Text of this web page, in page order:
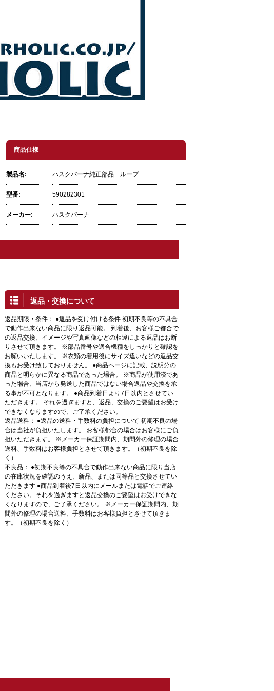
商品仕様
製品名: ハスクバーナ純正部品 ループ
型番: 590282301
メーカー: ハスクバーナ
返品・交換について
返品期限・条件： ●返品を受け付ける条件 初期不良等の不具合
で動作出来ない商品に限り返品可能。 到着後、お客様ご都合で
の返品交換、イメージや写真画像などの相違による返品はお断
りさせて頂きます。 ※部品番号や適合機種をしっかりと確認を
お願いいたします。 ※衣類の着用後にサイズ違いなどの返品交
換もお受け致しておりません。 ●商品ページに記載、説明分の
商品と明らかに異なる商品であった場合。 ※商品が使用済であ
った場合、当店から発送した商品ではない場合返品や交換を承
る事が不可となります。 ●商品到着日より7日以内とさせてい
ただきます。 それを過ぎますと、返品、交換のご要望はお受け
できなくなりますので、ご了承ください。
返品送料： ●返品の送料・手数料の負担について 初期不良の場
合は当社が負担いたします。 お客様都合の場合はお客様にご負
担いただきます。 ※メーカー保証期間内、期間外の修理の場合
送料、手数料はお客様負担とさせて頂きます。（初期不良を除
く）
不良品： ●初期不良等の不具合で動作出来ない商品に限り当店
の在庫状況を確認のうえ、新品、または同等品と交換させてい
ただきます ●商品到着後7日以内にメールまたは電話でご連絡
ください。それを過ぎますと返品交換のご要望はお受けできな
くなりますので、ご了承ください。 ※メーカー保証期間内、期
間外の修理の場合送料、手数料はお客様負担とさせて頂きま
す。（初期不良を除く）